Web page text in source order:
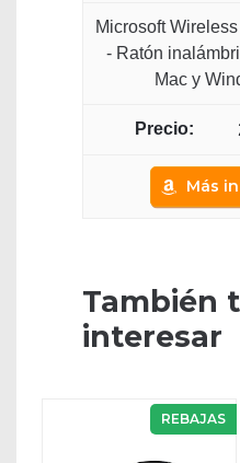
Microsoft
- Ratón
Mac y
Más
También
interesar
REBAJAS